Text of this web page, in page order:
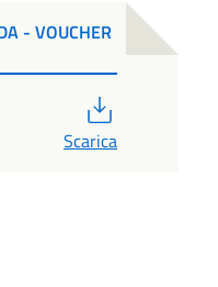
- VOUCHER
Scarica